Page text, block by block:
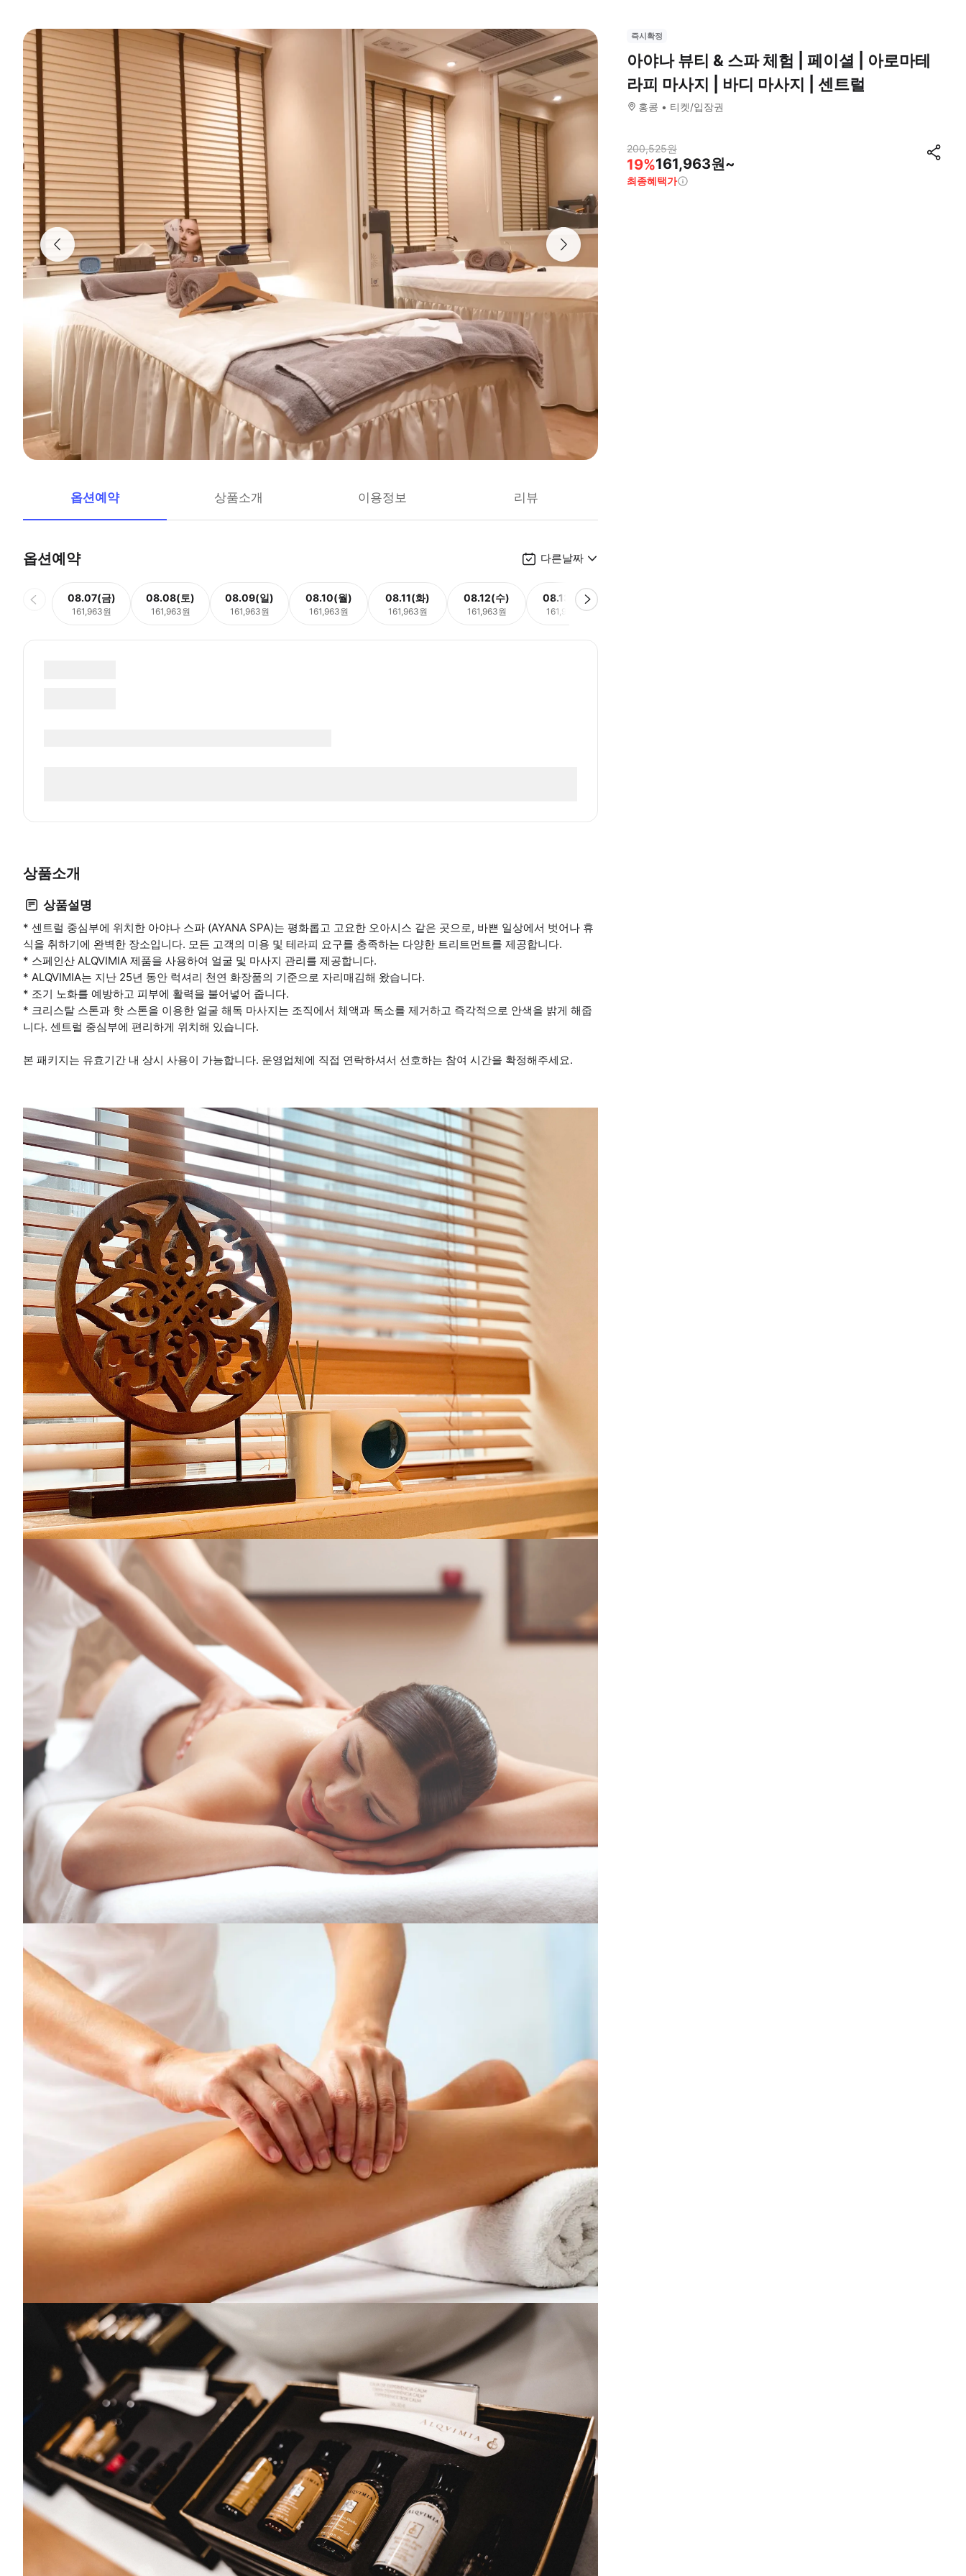
옵션예약 상품소개 이용정보 리뷰
옵션예약 다른날짜
08.07(금)
161,963원
08.08(토)
161,963원
08.09(일)
161,963원
08.10(월)
161,963원
08.11(화)
161,963원
08.12(수)
161,963원
08.13(목)
161,963원
상품소개
상품설명
* 센트럴 중심부에 위치한 아야나 스파 (AYANA SPA)는 평화롭고 고요한 오아시스 같은 곳으로, 바쁜 일상에서 벗어나 휴
식을 취하기에 완벽한 장소입니다. 모든 고객의 미용 및 테라피 요구를 충족하는 다양한 트리트먼트를 제공합니다.
* 스페인산 ALQVIMIA 제품을 사용하여 얼굴 및 마사지 관리를 제공합니다.
* ALQVIMIA는 지난 25년 동안 럭셔리 천연 화장품의 기준으로 자리매김해 왔습니다.
* 조기 노화를 예방하고 피부에 활력을 불어넣어 줍니다.
* 크리스탈 스톤과 핫 스톤을 이용한 얼굴 해독 마사지는 조직에서 체액과 독소를 제거하고 즉각적으로 안색을 밝게 해줍
니다. 센트럴 중심부에 편리하게 위치해 있습니다.
본 패키지는 유효기간 내 상시 사용이 가능합니다. 운영업체에 직접 연락하셔서 선호하는 참여 시간을 확정해주세요.
즉시확정
아야나 뷰티 & 스파 체험 | 페이셜 | 아로마테
라피 마사지 | 바디 마사지 | 센트럴
홍콩 티켓/입장권
200,525원
19%161,963원~
최종혜택가